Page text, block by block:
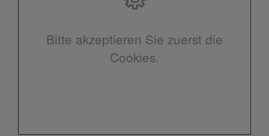
Bitte akzeptieren Sie zuerst die
Cookies.